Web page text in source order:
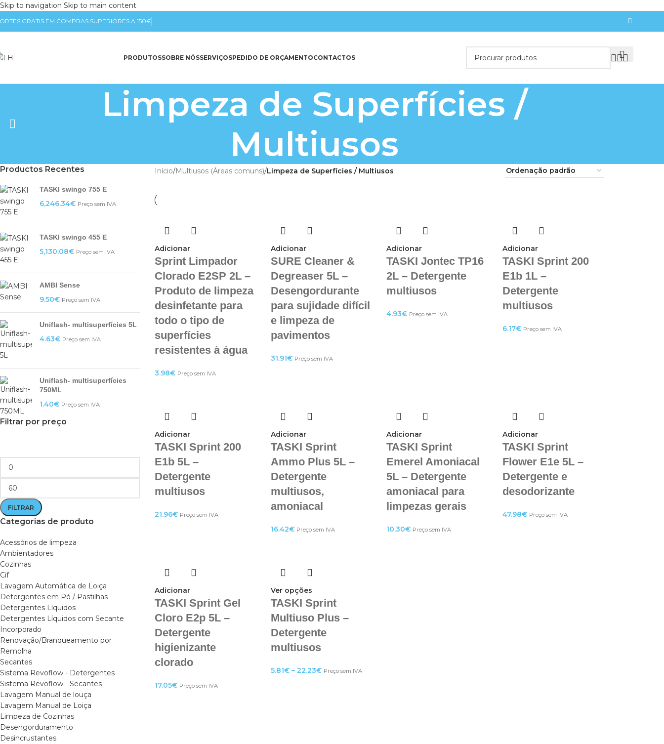
Skip to navigation Skip to main content
GRATIS EM COMPRAS SUPERIORES A 150€
PRODUTOSSOBRE NÓSSERVIÇOSPEDIDO DE ORÇAMENTOCONTACTOS
Limpeza de Superfícies /
Multiusos
Productos Recentes
TASKI swingo 755 E
6,246.34€ Preço sem IVA
TASKI swingo 455 E
5,130.08€ Preço sem IVA
AMBI Sense
9.50€ Preço sem IVA
Uniflash- multisuperfícies 5L
4.63€ Preço sem IVA
Uniflash- multisuperfícies
750ML
1.40€ Preço sem IVA
Filtrar por preço
FILTRAR
Categorias de produto
Acessórios de limpeza
Ambientadores
Cozinhas
Cif
Lavagem Automática de Loiça
Detergentes em Pó / Pastilhas
Detergentes Líquidos
Detergentes Líquidos com Secante
Incorporado
Renovação/Branqueamento por
Remolha
Secantes
Sistema Revoflow - Detergentes
Sistema Revoflow - Secantes
Lavagem Manual de louça
Lavagem Manual de Loiça
Limpeza de Cozinhas
Desengorduramento
Desincrustantes
Início/Multiusos (Áreas comuns)/Limpeza de Superfícies / Multiusos
Adicionar
Sprint Limpador
Clorado E2SP 2L –
Produto de limpeza
desinfetante para
todo o tipo de
superfícies
resistentes à água
3.98€ Preço sem IVA
Adicionar
SURE Cleaner &
Degreaser 5L –
Desengordurante
para sujidade difícil
e limpeza de
pavimentos
31.91€ Preço sem IVA
Adicionar
TASKI Jontec TP16
2L – Detergente
multiusos
4.93€ Preço sem IVA
Adicionar
TASKI Sprint 200
E1b 1L –
Detergente
multiusos
6.17€ Preço sem IVA
Adicionar
TASKI Sprint 200
E1b 5L –
Detergente
multiusos
21.96€ Preço sem IVA
Adicionar
TASKI Sprint
Ammo Plus 5L –
Detergente
multiusos,
amoniacal
16.42€ Preço sem IVA
Adicionar
TASKI Sprint
Emerel Amoniacal
5L – Detergente
amoniacal para
limpezas gerais
10.30€ Preço sem IVA
Adicionar
TASKI Sprint
Flower E1e 5L –
Detergente e
desodorizante
47.98€ Preço sem IVA
Adicionar
TASKI Sprint Gel
Cloro E2p 5L –
Detergente
higienizante
clorado
17.05€ Preço sem IVA
Ver opções
TASKI Sprint
Multiuso Plus –
Detergente
multiusos
5.81€ – 22.23€ Preço sem IVA